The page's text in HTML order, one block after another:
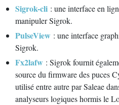
Sigrok-cli : une interface en
manipuler Sigrok.
PulseView : une interface
Sigrok.
Fx2lafw : Sigrok fournit
source du firmware des puces
utilisé entre autre par Saleae
analyseurs logiques hormis le